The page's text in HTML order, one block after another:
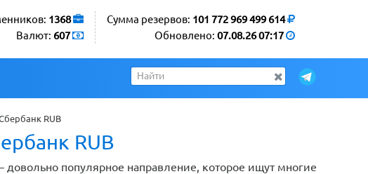
Сумма резервов: 101 772 969 499 614
Обновлено: 07.08.26 07:17
1368
Валют: 607
RUB
RUB
довольно популярное направление, которое ищут многие